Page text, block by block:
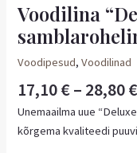
Voodilina
Voodipesud,Voodilinad
17,10€– 28,80€
Unemaailma uue
kõrgema kvaliteedi